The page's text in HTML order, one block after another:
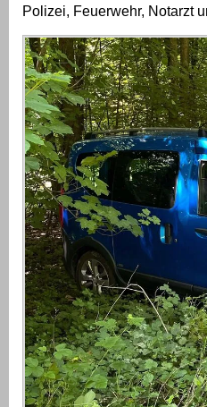
Polizei, Feuerwehr, Notarzt